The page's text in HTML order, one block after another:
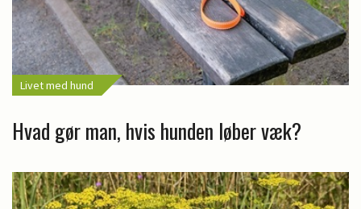
Livet med hund
Hvad gør man, hvis hunden løber væk?